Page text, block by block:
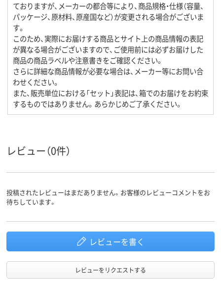
ておりますが、メーカーの都合等により、商品規格・仕様（容量、
パッケージ、原材料、原産国など）が変更される場合がございま
す。
このため、実際にお届けする商品とサイト上の商品情報の表記
が異なる場合がございますので、ご使用前には必ずお届けした
商品の商品ラベルや注意書きをご確認ください。
さらに詳細な商品情報が必要な場合は、メーカー等にお問い合
わせください。
また、販売単位における「セット」表記は、箱でのお届けをお約束
するものではありません。あらかじめご了承ください。
レビュー（0件）
投稿されたレビューはまだありません。お客様のレビューコメントをお
待ちしています。
レビューを書く
レビューをリクエストする